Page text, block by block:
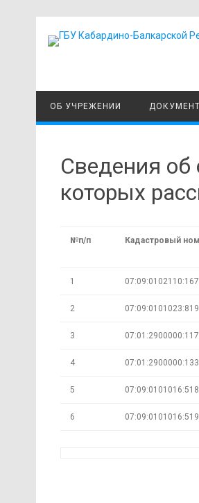
ОБ УЧРЕЖЕНИИ
Сведения об
которых
№п/п Кадастровый
1 07:09:0102110:167
2 07:09:0101023:819
3
4
5 07:09:0101016:518
6 07:09:0101016:519